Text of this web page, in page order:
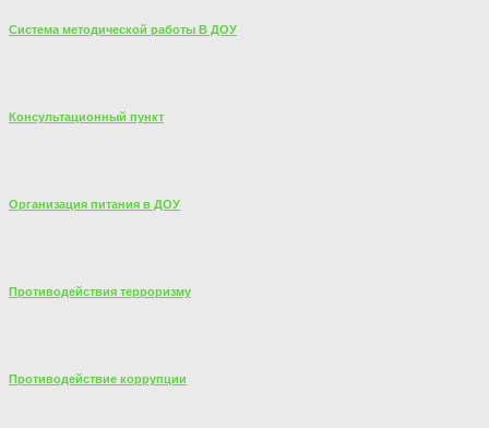
Система методической работы В ДОУ
Консультационный пункт
Организация питания в ДОУ
Противодействия терроризму
Противодействие коррупции